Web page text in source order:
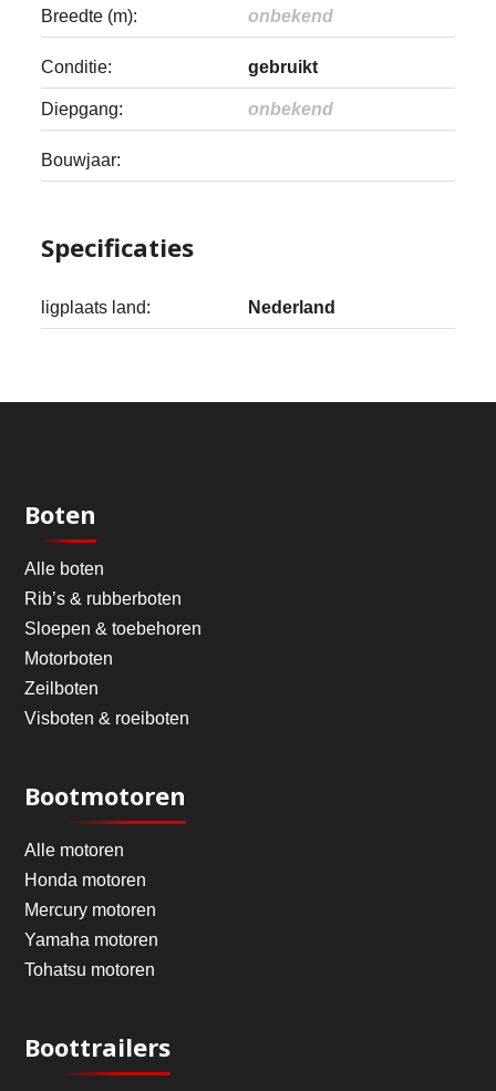
Breedte (m): onbekend
Conditie: gebruikt
Diepgang: onbekend
Bouwjaar:
Specificaties
ligplaats land: Nederland
Boten
Alle boten
Rib’s & rubberboten
Sloepen & toebehoren
Motorboten
Zeilboten
Visboten & roeiboten
Bootmotoren
Alle motoren
Honda motoren
Mercury motoren
Yamaha motoren
Tohatsu motoren
Boottrailers